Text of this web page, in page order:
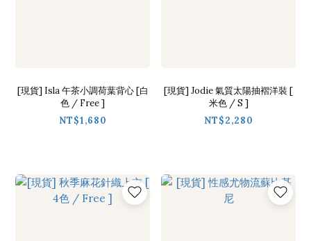
[現貨] Isla 午茶小調荷葉背心 [白
色 / Free ]
NT$1,680
[現貨] Jodie 氣質太陽抽褶洋裝 [
米色 / S ]
NT$2,280